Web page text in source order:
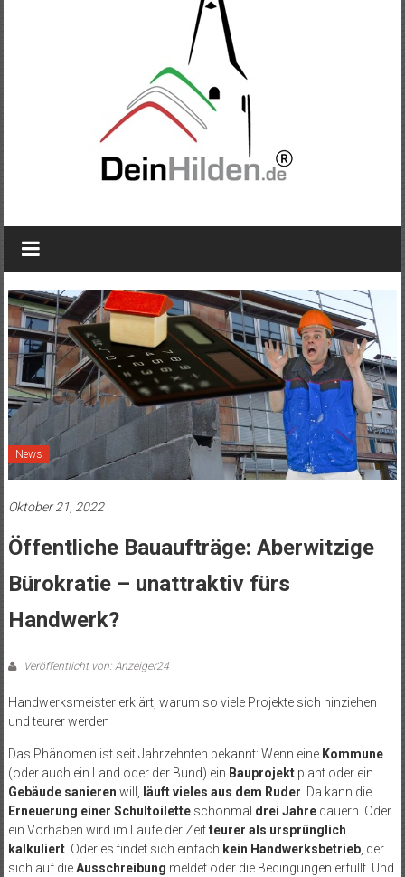
News
Oktober 21, 2022
Öffentliche Bauaufträge: Aberwitzige
Bürokratie – unattraktiv fürs
Handwerk?
Veröffentlicht von: Anzeiger24
Handwerksmeister erklärt, warum so viele Projekte sich hinziehen
und teurer werden
Das Phänomen ist seit Jahrzehnten bekannt: Wenn eine Kommune
(oder auch ein Land oder der Bund) ein Bauprojektplant oder ein
Gebäude sanieren will, läuft vieles aus dem Ruder . Da kann die
Erneuerung einer Schultoiletteschonmal drei Jahredauern. Oder
ein Vorhaben wird im Laufe der Zeitteurer als ursprünglich
kalkuliert. Oder es findet sich einfach kein Handwerksbetrieb, der
sich auf dieAusschreibung meldet oder die Bedingungen erfüllt. Und